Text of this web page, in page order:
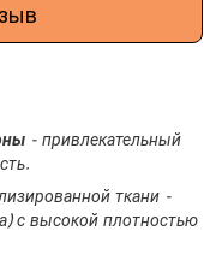
- привлекательный
ткани -
с высокой плотностью